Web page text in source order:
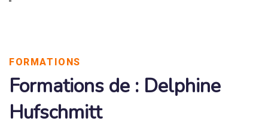
FORMATIONS
Formations de : Delphine
Hufschmitt